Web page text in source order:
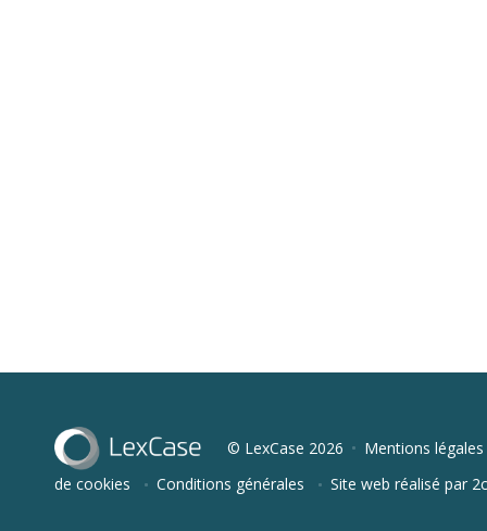
© LexCase 2026 Mentions légales
de cookies
Conditions générales Site web réalisé par